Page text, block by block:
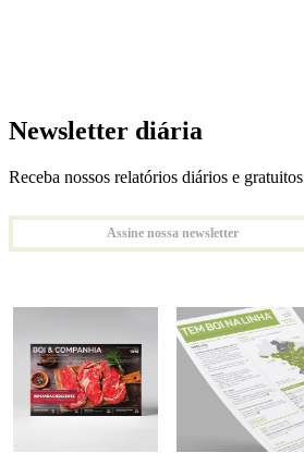
Newsletter diária
Receba nossos relatórios diários e gratuitos
Assine nossa newsletter